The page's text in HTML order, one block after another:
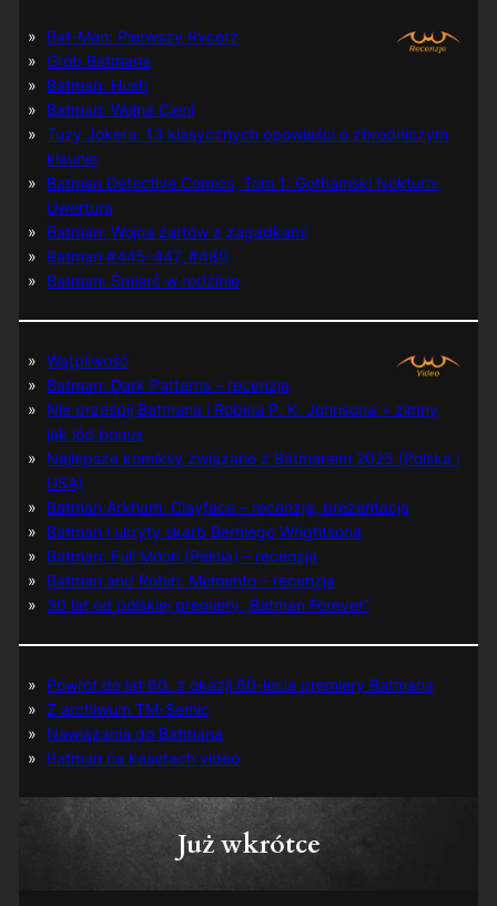
Bat-Man: Pierwszy Rycerz
Grób Batmana
Batman: Hush
Batman: Wojna Cieni
Tuzy Jokera: 13 klasycznych opowieści o zbrodniczym
klaunie
Batman Detective Comics, Tom 1: Gothamski Nokturn:
Uwertura
Batman: Wojna żartów z zagadkami
Batman #445-447, #480
Batman: Śmierć w rodzinie
Wątpliwość
Batman: Dark Patterns – recenzja
Nie prześpij Batmana i Robina P. K. Johnsona + zimny
jak lód bonus
Najlepsze komiksy związane z Batmanem 2025 (Polska i
USA)
Batman Arkham: Clayface – recenzja, prezentacja
Batman i ukryty skarb Berniego Wrightsona
Batman: Full Moon (Pełnia) – recenzja
Batman and Robin: Memento – recenzja
30 lat od polskiej premiery „Batman Forever”
Powrót do lat 60. z okazji 60-lecia premiery Batmana
Z archiwum TM-Semic
Nawiązania do Batmana
Batman na kasetach video
Już wkrótce